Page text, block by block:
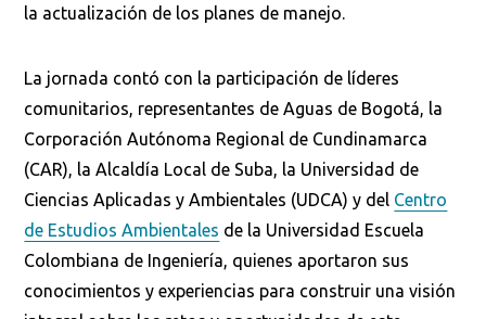
la actualización de los planes de manejo.
La jornada contó con la participación de líderes
comunitarios, representantes de Aguas de Bogotá, la
Corporación Autónoma Regional de Cundinamarca
(CAR), la Alcaldía Local de Suba, la Universidad de
Ciencias Aplicadas y Ambientales (UDCA) y del Centro
de Estudios Ambientales de la Universidad Escuela
Colombiana de Ingeniería, quienes aportaron sus
conocimientos y experiencias para construir una visión